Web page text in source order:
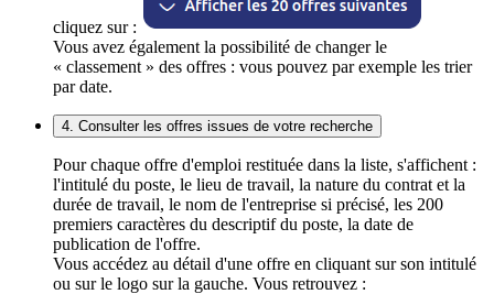
cliquez sur :
Vous avez également la possibilité de changer le
« classement » des offres : vous pouvez par exemple les trier
par date.
4. Consulter les offres issues de votre recherche
Pour chaque offre d'emploi restituée dans la liste, s'affichent :
l'intitulé du poste, le lieu de travail, la nature du contrat et la
durée de travail, le nom de l'entreprise si précisé, les 200
premiers caractères du descriptif du poste, la date de
publication de l'offre.
Vous accédez au détail d'une offre en cliquant sur son intitulé
ou sur le logo sur la gauche. Vous retrouvez :